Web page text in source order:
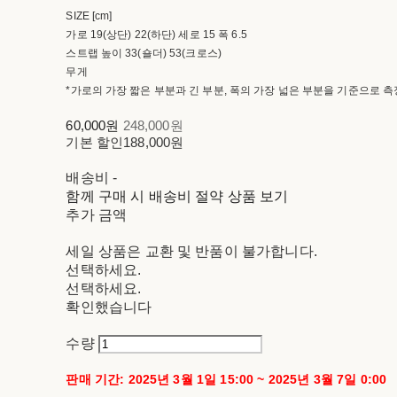
SIZE [cm]
가로 19(상단) 22(하단) 세로 15 폭 6.5
스트랩 높이 33(숄더) 53(크로스)
무게
*가로의 가장 짧은 부분과 긴 부분, 폭의 가장 넓은 부분을 기준으로 측
60,000원 248,000원
기본 할인188,000원
배송비-
함께 구매 시 배송비 절약 상품 보기
추가 금액
세일 상품은 교환 및 반품이 불가합니다.
선택하세요.
선택하세요.
확인했습니다
수량
판매 기간: 2025년 3월 1일 15:00 ~ 2025년 3월 7일 0:00